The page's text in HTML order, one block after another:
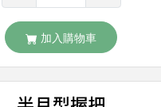
加入購物車